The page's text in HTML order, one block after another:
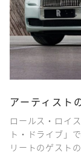
アーティスト
ロールス・ロイ
ト・ドライブ」
リートのゲスト